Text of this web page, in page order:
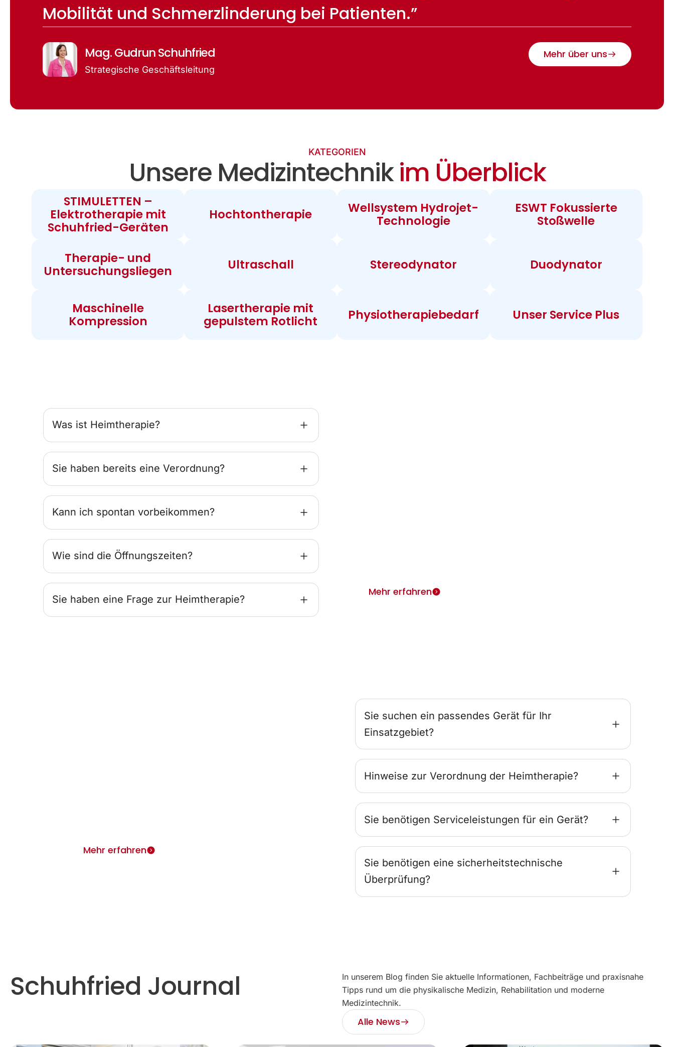
Mobilität und Schmerzlinderung bei Patienten.”
Mag. Gudrun Schuhfried
Strategische Geschäftsleitung
Mehr über uns
KATEGORIEN
Unsere Medizintechnikim Überblick
STIMULETTEN –
Elektrotherapie mit
Schuhfried-Geräten
Hochtontherapie
Wellsystem Hydrojet-
Technologie
ESWT Fokussierte
Stoßwelle
Therapie- und
Untersuchungsliegen
Ultraschall Stereodynator Duodynator
Maschinelle
Kompression
Lasertherapie mit
gepulstem Rotlicht
Physiotherapiebedarf Unser Service Plus
Was ist Heimtherapie?
Sie haben bereits eine Verordnung?
Kann ich spontan vorbeikommen?
Wie sind die Öffnungszeiten?
Sie haben eine Frage zur Heimtherapie?
Mehr erfahren
Sie suchen ein passendes Gerät für Ihr
Einsatzgebiet?
Hinweise zur Verordnung der Heimtherapie?
Sie benötigen Serviceleistungen für ein Gerät?
Sie benötigen eine sicherheitstechnische
Überprüfung?
Mehr erfahren
Schuhfried Journal
In unserem Blog finden Sie aktuelle Informationen, Fachbeiträge und praxisnahe
Tipps rund um die physikalische Medizin, Rehabilitation und moderne
Medizintechnik.
Alle News